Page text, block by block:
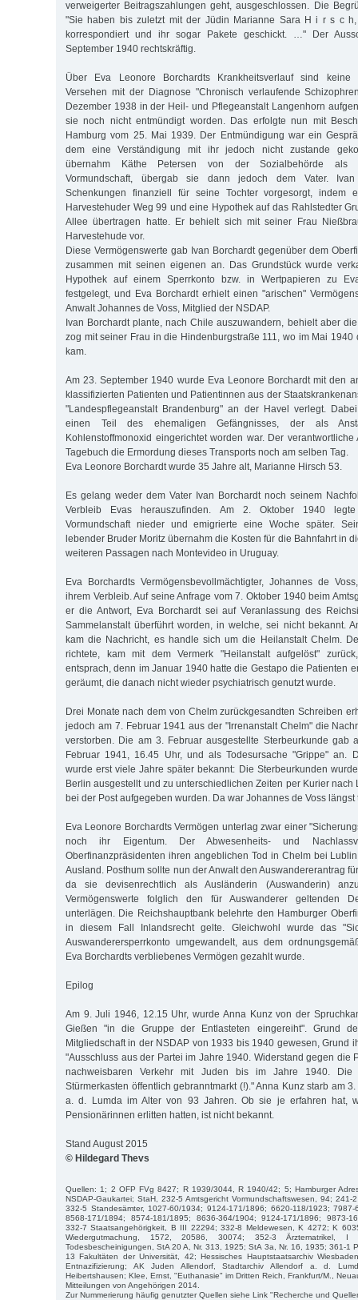
verweigerter Beitragszahlungen geht, ausgeschlossen. Die
"Sie haben bis zuletzt mit der Jüdin Marianne Sara H i r s c
korrespondiert und ihr sogar Pakete geschickt. …" Der
September 1940 rechtskräftig.
Über Eva Leonore Borchardts Krankheitsverlauf sind keine
Versehen mit der Diagnose "Chronisch verlaufende
Dezember 1938 in der Heil- und Pflegeanstalt Langenhorn
sie noch nicht entmündigt worden. Das erfolgte nun mit
Hamburg vom 25. Mai 1939. Der Entmündigung war ein
dem eine Verständigung mit ihr jedoch nicht zustande
übernahm Käthe Petersen von der Sozialbehörde als
Vormundschaft, übergab sie dann jedoch dem Vater.
Schenkungen finanziell für seine Tochter vorgesorgt, indem
Harvestehuder Weg 99 und eine Hypothek auf das Rahlstedter
Allee übertragen hatte. Er behielt sich mit seiner Frau
Harvestehude vor.
Diese Vermögenswerte gab Ivan Borchardt gegenüber dem
zusammen mit seinen eigenen an. Das Grundstück wurde
Hypothek auf einem Sperrkonto bzw. in Wertpapieren zu
festgelegt, und Eva Borchardt erhielt einen "arischen"
Anwalt Johannes de Voss, Mitglied der NSDAP.
Ivan Borchardt plante, nach Chile auszuwandern, behielt aber
zog mit seiner Frau in die Hindenburgstraße 111, wo im Mai 1940
kam.
Am 23. September 1940 wurde Eva Leonore Borchardt mit den
klassifizierten Patienten und Patientinnen aus der
"Landespflegeanstalt Brandenburg" an der Havel verlegt.
einen Teil des ehemaligen Gefängnisses, der als
Kohlenstoffmonoxid eingerichtet worden war. Der
Tagebuch die Ermordung dieses Transports noch am selben Tag.
Eva Leonore Borchardt wurde 35 Jahre alt, Marianne Hirsch 53.
Es gelang weder dem Vater Ivan Borchardt noch seinem
Verbleib Evas herauszufinden. Am 2. Oktober 1940
Vormundschaft nieder und emigrierte eine Woche später.
lebender Bruder Moritz übernahm die Kosten für die Bahnfahrt in
weiteren Passagen nach Montevideo in Uruguay.
Eva Borchardts Vermögensbevollmächtigter, Johannes de
ihrem Verbleib. Auf seine Anfrage vom 7. Oktober 1940 beim
er die Antwort, Eva Borchardt sei auf Veranlassung des
Sammelanstalt überführt worden, in welche, sei nicht bekannt.
kam die Nachricht, es handle sich um die Heilanstalt Chelm.
richtete, kam mit dem Vermerk "Heilanstalt aufgelöst"
entsprach, denn im Januar 1940 hatte die Gestapo die Patienten
geräumt, die danach nicht wieder psychiatrisch genutzt wurde.
Drei Monate nach dem von Chelm zurückgesandten Schreiben
jedoch am 7. Februar 1941 aus der "Irrenanstalt Chelm" die
verstorben. Die am 3. Februar ausgestellte Sterbeurkunde gab
Februar 1941, 16.45 Uhr, und als Todesursache "Grippe" an.
wurde erst viele Jahre später bekannt: Die Sterbeurkunden
Berlin ausgestellt und zu unterschiedlichen Zeiten per Kurier nach
bei der Post aufgegeben wurden. Da war Johannes de Voss längst
Eva Leonore Borchardts Vermögen unterlag zwar einer
noch ihr Eigentum. Der Abwesenheits- und
Oberfinanzpräsidenten ihren angeblichen Tod in Chelm bei
Ausland. Posthum sollte nun der Anwalt den Auswandererantrag
da sie devisenrechtlich als Ausländerin (Auswanderin)
Vermögenswerte folglich den für Auswanderer geltenden
unterlägen. Die Reichshauptbank belehrte den Hamburger
in diesem Fall Inlandsrecht gelte. Gleichwohl wurde das
Auswanderersperrkonto umgewandelt, aus dem
Eva Borchardts verbliebenes Vermögen gezahlt wurde.
Epilog
Am 9. Juli 1946, 12.15 Uhr, wurde Anna Kunz von der
Gießen "in die Gruppe der Entlasteten eingereiht". Grund
Mitgliedschaft in der NSDAP von 1933 bis 1940 gewesen, Grund
"Ausschluss aus der Partei im Jahre 1940. Widerstand gegen die
nachweisbaren Verkehr mit Juden bis im Jahre 1940. Die
Stürmerkasten öffentlich gebranntmarkt (!)." Anna Kunz starb am
a. d. Lumda im Alter von 93 Jahren. Ob sie je erfahren hat,
Pensionärinnen erlitten hatten, ist nicht bekannt.
Stand August 2015
© Hildegard Thevs
Quellen: 1; 2 OFP FVg 8427; R 1939/3044, R 1940/42; 5; Hamburger
NSDAP-Gaukartei; StaH, 232-5 Amtsgericht Vormundschaftswesen, 94; 241-
332-5 Standesämter, 1027-60/1934; 9124-171/1896; 6620-118/1923;
8568-171/1894; 8574-181/1895; 8636-364/1904; 9124-171/1896; 9873-
332-7 Staatsangehörigkeit, B III 22294; 332-8 Meldewesen, K 4272; K
Wiedergutmachung, 1572, 20586, 30074; 352-3
Todesbescheinigungen, StA 20 A, Nr. 313, 1925; StA 3a, Nr. 16, 1935; 361-1
13 Fakultäten der Universität, 42; Hessisches Hauptstaatsarchiv
Entnazifizierung; AK Juden Allendorf, Stadtarchiv Allendorf a. d.
Heibertshausen; Klee, Ernst, "Euthanasie" im Dritten Reich, Frankfurt/M.,
Mitteilungen von Angehörigen 2014.
Zur Nummerierung häufig genutzter Quellen siehe Link "Recherche und